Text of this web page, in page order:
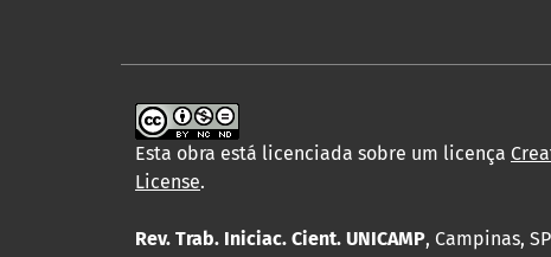
Esta obra está licenciada sobre um licença
License.
Rev. Trab. Iniciac. Cient. UNICAMP, Campinas,